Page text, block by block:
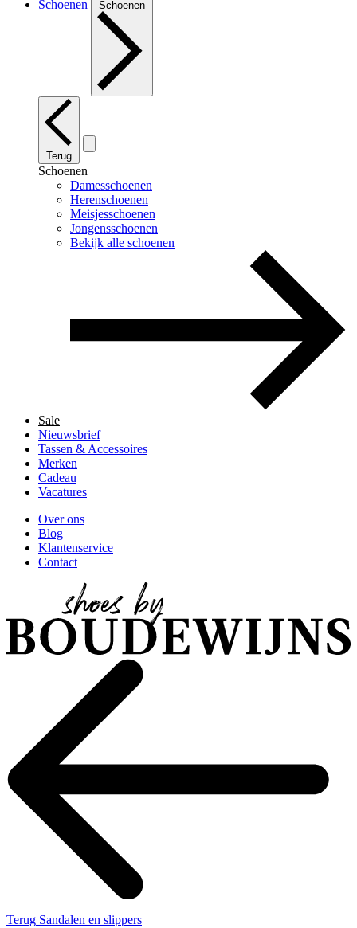
Schoenen
Schoenen
Terug
Schoenen
Damesschoenen
Herenschoenen
Meisjesschoenen
Jongensschoenen
Bekijk alle schoenen
Sale
Nieuwsbrief
Tassen & Accessoires
Merken
Cadeau
Vacatures
Over ons
Blog
Klantenservice
Contact
Terug Sandalen en slippers